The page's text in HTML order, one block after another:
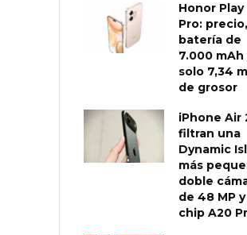
Honor Play
Pro: precio,
batería de
7.000 mAh
solo 7,34
de grosor
iPhone Air
filtran una
Dynamic
más
doble
de 48 MP y
chip A20